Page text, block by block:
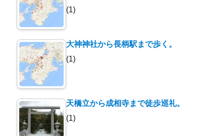
(1)
大神神社から長柄駅まで歩く。
(1)
天橋立から成相寺まで徒歩巡礼。
(1)